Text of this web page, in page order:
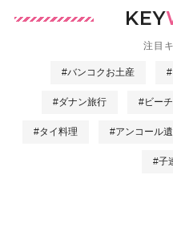
KEY
注目
#バンコクお土産
#ダナン旅行 #ビー
#タイ料理 #アンコール
#子